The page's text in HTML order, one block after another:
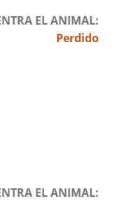
EL ANIMAL
Perdido
EL ANIMAL